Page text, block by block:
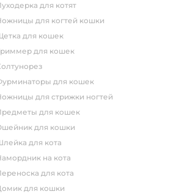
пуходерка для котят
ножницы для когтей кошки
щетка для кошек
триммер для кошек
колтунорез
фурминаторы для кошек
ножницы для стрижки ногтей
предметы для кошек
ошейник для кошки
шлейка для кота
намордник на кота
переноска для кота
домик для кошки